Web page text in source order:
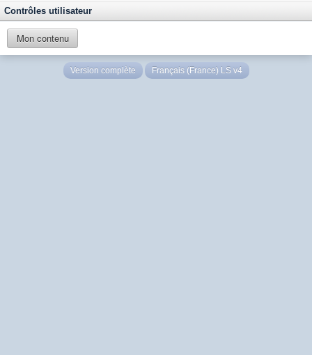
Contrôles utilisateur
Mon contenu
Version complète Français (France) LS v4